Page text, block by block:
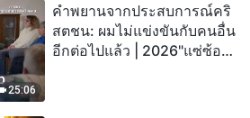
25:06
คำพยานจากประสบการณ์คริ
สตชน: ผมไม่แข่งขันกับคนอื่น
อีกต่อไปแล้ว | 2026"แซ่ซ้อง